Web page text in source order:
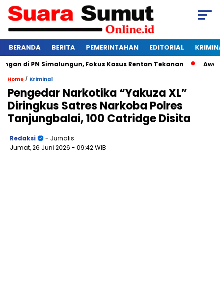
BERANDA BERITA PEMERINTAHAN EDITORIAL
PN Simalungun, Fokus Kasus Rentan Tekanan Awas
Home / Kriminal
Pengedar Narkotika “Yakuza XL”
Diringkus Satres Narkoba Polres
Tanjungbalai, 100 Catridge Disita
Redaksi
- Jurnalis
Jumat, 26 Juni 2026 - 09:42 WIB